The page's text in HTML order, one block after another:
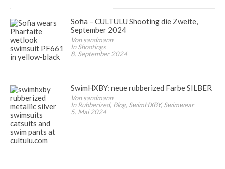
Sofia – CULTULU Shooting die Zweite,
September 2024
Von sandmann
In Shootings
8. September 2024
SwimHXBY: neue rubberized Farbe SILBER
Von sandmann
In Rubberized, Blog, SwimHXBY, Swimwear
5. Mai 2024